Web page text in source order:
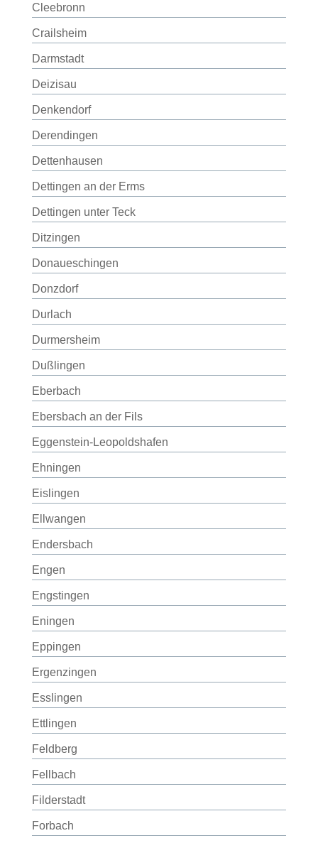
Cleebronn
Crailsheim
Darmstadt
Deizisau
Denkendorf
Derendingen
Dettenhausen
Dettingen an der Erms
Dettingen unter Teck
Ditzingen
Donaueschingen
Donzdorf
Durlach
Durmersheim
Dußlingen
Eberbach
Ebersbach an der Fils
Eggenstein-Leopoldshafen
Ehningen
Eislingen
Ellwangen
Endersbach
Engen
Engstingen
Eningen
Eppingen
Ergenzingen
Esslingen
Ettlingen
Feldberg
Fellbach
Filderstadt
Forbach